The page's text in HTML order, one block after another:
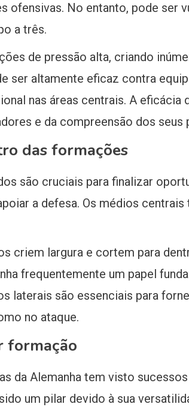
ofensivas. No entanto, pode ser
a três.
de pressão alta, criando
ser altamente eficaz contra
nas áreas centrais. A eficácia
e da compreensão dos seus
das formações
são cruciais para finalizar
a defesa. Os médios
criem largura e cortem para
frequentemente um papel
laterais são essenciais para
no ataque.
formação
da Alemanha tem visto
um pilar devido à sua